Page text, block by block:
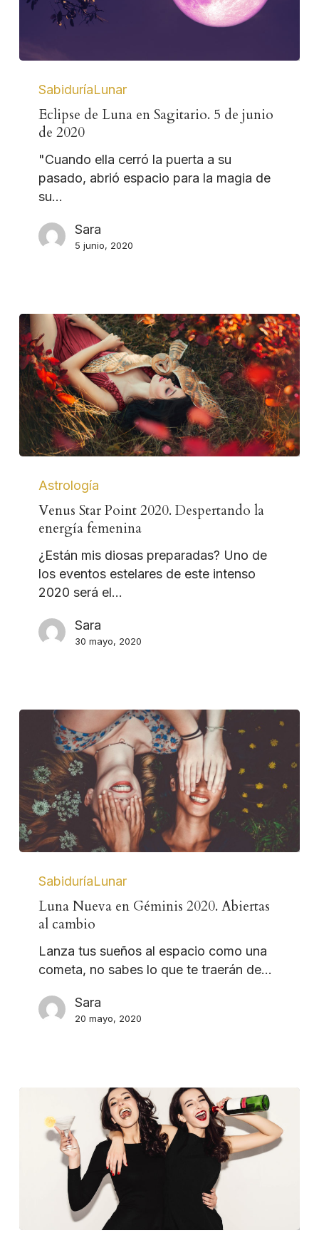
SabiduríaLunar
Eclipse de Luna en Sagitario. 5 de junio
de 2020
"Cuando ella cerró la puerta a su
pasado, abrió espacio para la magia de
su…
Sara
5 junio, 2020
Astrología
Venus Star Point 2020. Despertando la
energía femenina
¿Están mis diosas preparadas? Uno de
los eventos estelares de este intenso
2020 será el…
Sara
30 mayo, 2020
SabiduríaLunar
Luna Nueva en Géminis 2020. Abiertas
al cambio
Lanza tus sueños al espacio como una
cometa, no sabes lo que te traerán de…
Sara
20 mayo, 2020